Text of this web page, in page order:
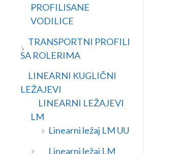
PROFILISANE
VODILICE
TRANSPORTNI PROFILI
SA ROLERIMA
LINEARNI KUGLIČNI
LEŽAJEVI
LINEARNI LEŽAJEVI
LM
Linearni ležaj LM UU
Linearni ležaj LM